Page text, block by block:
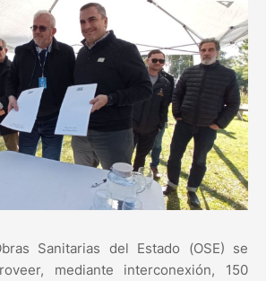
Sanitarias del Estado (OSE) se
mediante interconexión, 150